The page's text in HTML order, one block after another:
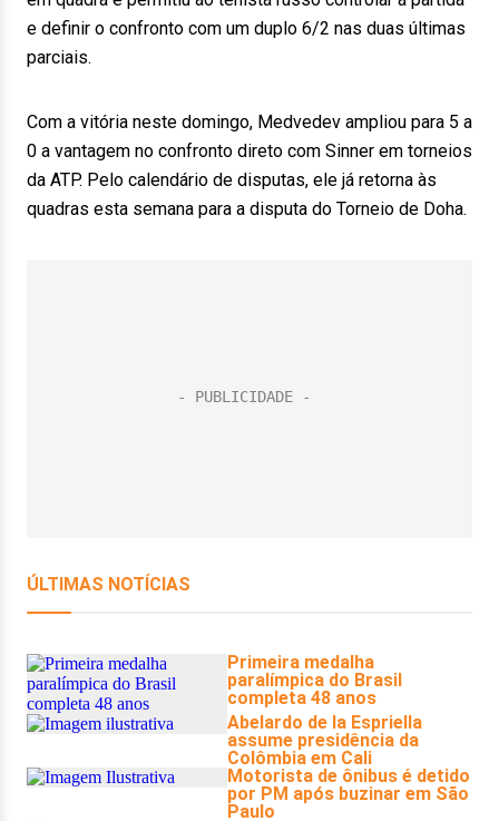
e definir o confronto com um duplo 6/2 nas duas últimas
parciais.
Com a vitória neste domingo, Medvedev ampliou para 5 a
0 a vantagem no confronto direto com Sinner em torneios
da ATP. Pelo calendário de disputas, ele já retorna às
quadras esta semana para a disputa do Torneio de Doha.